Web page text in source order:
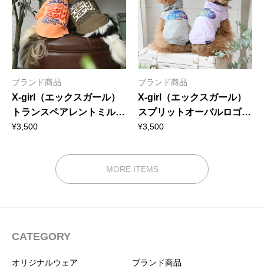
ブランド商品
X-girl（エックスガール）
トランスペアレントミルズ
ロゴT
¥3,500
ブランド商品
X-girl（エックスガール）
スプリットオーバルロゴフ
ーディー
¥3,500
MORE ITEMS
CATEGORY
オリジナルウェア ブランド商品